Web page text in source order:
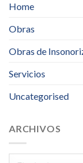
Home
Obras
Obras de
Servicios
Uncategorised
ARCHIVOS